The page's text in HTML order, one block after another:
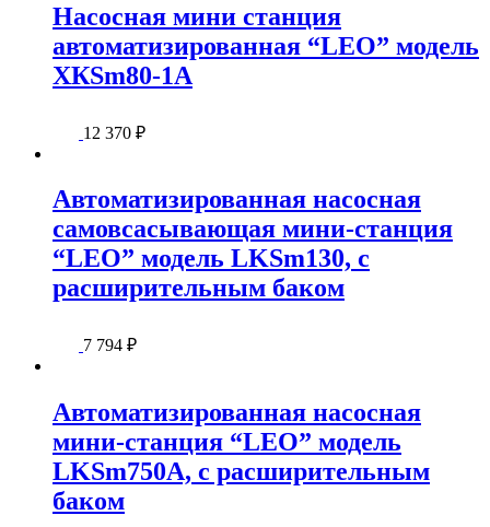
Насосная мини станция
автоматизированная “LEO” модель
ХКSm80-1А
12 370 ₽
Автоматизированная насосная
самовсасывающая мини-станция
“LEO” модель LKSm130, с
расширительным баком
7 794 ₽
Автоматизированная насосная
мини-станция “LEO” модель
LKSm750A, с расширительным
баком